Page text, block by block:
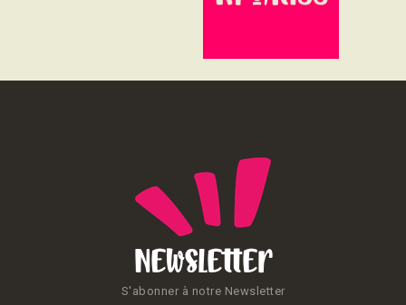
Newsletter
S'abonner à notre Newsletter